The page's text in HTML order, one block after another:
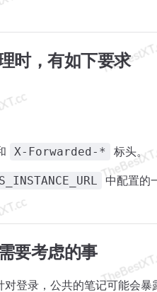
时，有如下要求
X-Forwarded-* 标头。
中配置的
要考虑的事
登录，公共的笔记可能会暴